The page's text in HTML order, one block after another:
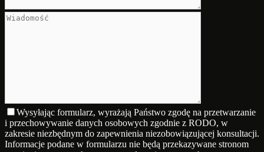
Wysyłając formularz, wyrażają Państwo zgodę na przetwarzanie
i przechowywanie danych osobowych zgodnie z RODO, w
zakresie niezbędnym do zapewnienia niezobowiązującej konsultacji.
Informacje podane w formularzu nie będą przekazywane stronom